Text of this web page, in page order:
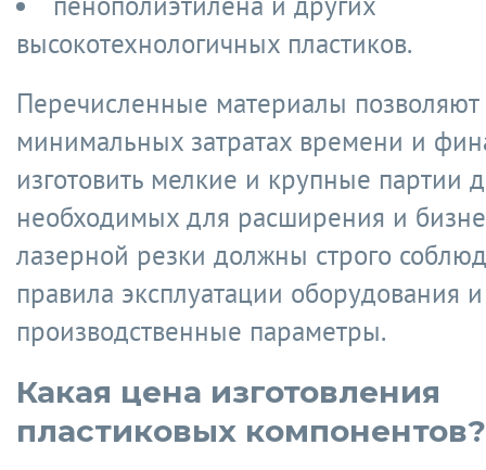
высокотехнологичных пластиков.
Перечисленные материалы
минимальных затратах времени и
изготовить мелкие и крупные партии
необходимых для расширения и
лазерной резки должны строго
правила эксплуатации оборудования
производственные параметры.
Какая цена изготовления
пластиковых компонентов?